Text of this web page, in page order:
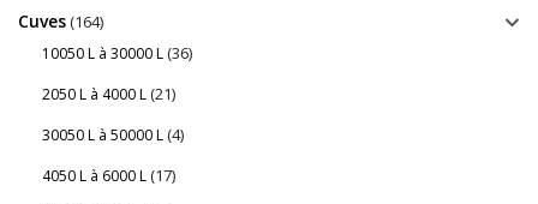
Cuves(164)
10050 L à 30000 L(36)
2050 L à 4000 L(21)
30050 L à 50000 L(4)
4050 L à 6000 L(17)